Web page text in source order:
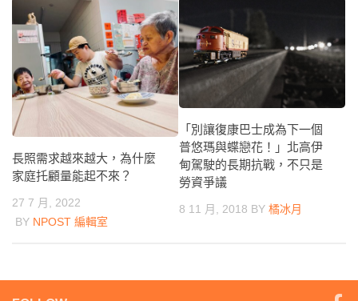
長照需求越來越大，為什麼
家庭托顧量能起不來？
27 7 月, 2022
BY NPOST 編輯室
「別讓復康巴士成為下一個
普悠瑪與蝶戀花！」北高伊
甸駕駛的長期抗戰，不只是
勞資爭議
8 11 月, 2018 BY 橘冰月